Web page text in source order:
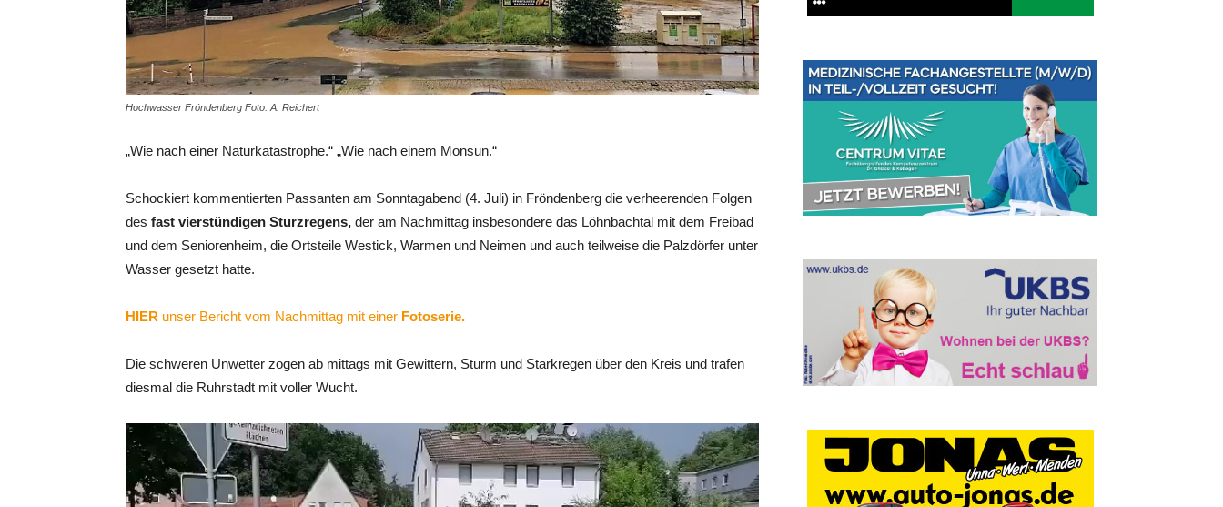
Hochwasser Fröndenberg Foto: A. Reichert
„Wie nach einer Naturkatastrophe.“ „Wie nach einem Monsun.“
Schockiert kommentierten Passanten am Sonntagabend (4. Juli) in Fröndenberg die verheerenden Folgen
des fast vierstündigen Sturzregens, der am Nachmittag insbesondere das Löhnbachtal mit dem Freibad
und dem Seniorenheim, die Ortsteile Westick, Warmen und Neimen und auch teilweise die Palzdörfer unter
Wasser gesetzt hatte.
HIER unser Bericht vom Nachmittag mit einer Fotoserie.
Die schweren Unwetter zogen ab mittags mit Gewittern, Sturm und Starkregen über den Kreis und trafen
diesmal die Ruhrstadt mit voller Wucht.